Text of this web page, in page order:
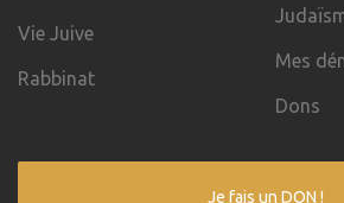
Vie Juive
Rabbinat
Mes
Dons
Je fais un DON !